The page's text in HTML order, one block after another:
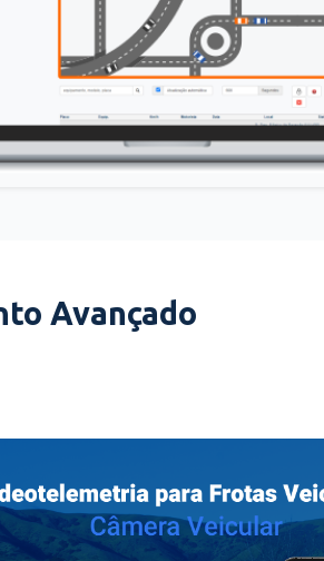
Avançado